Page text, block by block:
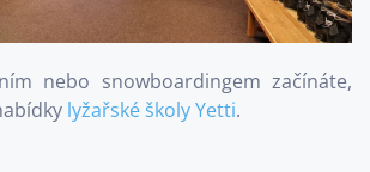
nebo snowboardingem začínáte,
lyžařské školy Yetti.